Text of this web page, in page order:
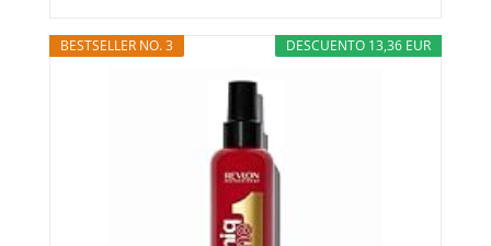
DESCUENTO 13,36 EUR
BESTSELLER NO. 3